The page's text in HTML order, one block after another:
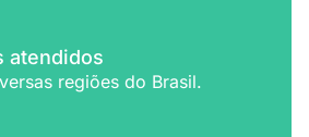
atendidos
regiões do Brasil.